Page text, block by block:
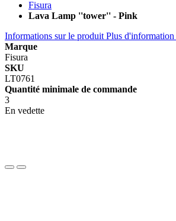
Fisura
Lava Lamp ''tower'' - Pink
Informations sur le produit Plus d'information
Marque
Fisura
SKU
LT0761
Quantité minimale de commande
3
En vedette